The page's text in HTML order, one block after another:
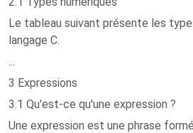
Le tableau suivant présente les
langage C.
...
3 Expressions
3.1 Qu'est-ce qu'une expression ?
Une expression est une phrase